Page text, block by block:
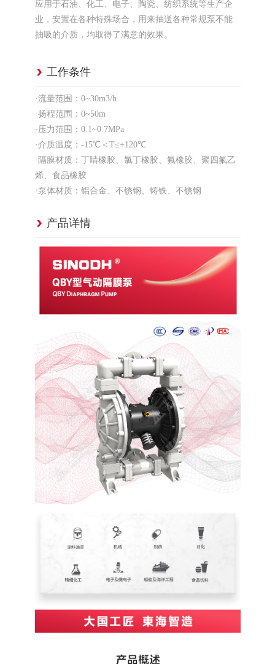
应用于石油、化工、电子、陶瓷、纺织系统等生产企
业，安置在各种特殊场合，用来抽送各种常规泵不能
抽吸的介质，均取得了满意的效果。
工作条件
·流量范围：0~30m3/h
·扬程范围：0~50m
·压力范围：0.1~0.7MPa
·介质温度：-15℃＜T≤+120℃
·隔膜材质：丁睛橡胶、氯丁橡胶、氟橡胶、聚四氟乙
烯、食品橡胶
·泵体材质：铝合金、不锈钢、铸铁、不锈钢
产品详情